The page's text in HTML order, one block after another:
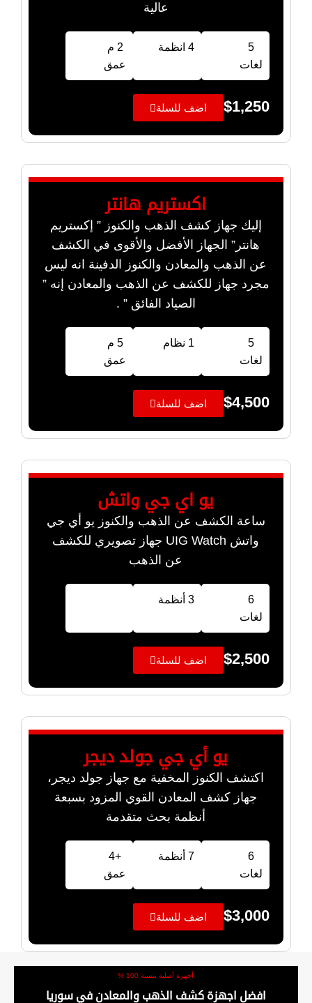
عالية
5
لغات
4 انظمة
2 م
عمق
$1,250 اضف للسلة
اكستريم هانتر
إليك جهاز كشف الذهب والكنوز ” إكستريم
هانتر” الجهاز الأفضل والأقوى في الكشف
عن الذهب والمعادن والكنوز الدفينة انه ليس
مجرد جهاز للكشف عن الذهب والمعادن إنه ”
الصياد الفائق ” .
5
لغات
1 نظام
5 م
عمق
$4,500 اضف للسلة
يو اي جي واتش
ساعة الكشف عن الذهب والكنوز يو أي جي
واتش UIG Watch جهاز تصويري للكشف
عن الذهب
6
لغات
3 أنظمة
$2,500 اضف للسلة
يو أي جي جولد ديجر
اكتشف الكنوز المخفية مع جهاز جولد ديجر،
جهاز كشف المعادن القوي المزود بسبعة
أنظمة بحث متقدمة
6
لغات
7 أنظمة
+4
عمق
$3,000 اضف للسلة
أجهزة أصلية بنسبة 100 %
افضل اجهزة كشف الذهب والمعادن في سوريا